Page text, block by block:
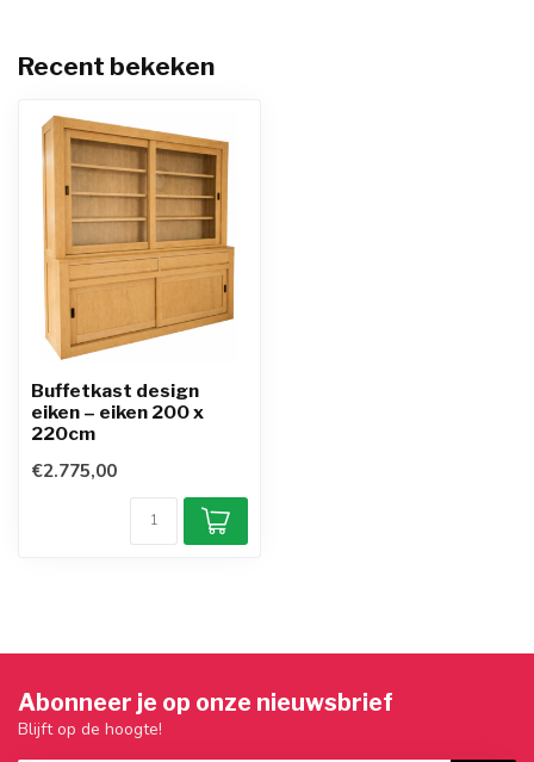
Recent bekeken
Buffetkast design
eiken – eiken 200 x
220cm
€2.775,00
Abonneer je op onze nieuwsbrief
Blijft op de hoogte!